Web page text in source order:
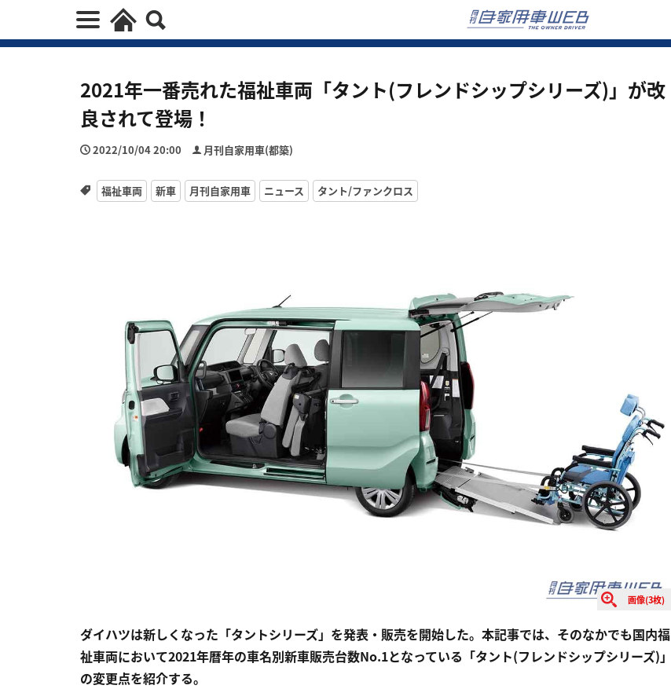
2021年一番売れた福祉車両「タント(フレンドシップシリーズ)」が改
良されて登場！
2022/10/04 20:00 月刊自家用車(都築)
福祉車両 新車 月刊自家用車 ニュース タント/ファンクロス
画像(3枚)
ダイハツは新しくなった「タントシリーズ」を発表・販売を開始した。本記事では、そのなかでも国内福
祉車両において2021年暦年の車名別新車販売台数No.1となっている「タント(フレンドシップシリーズ)」
の変更点を紹介する。